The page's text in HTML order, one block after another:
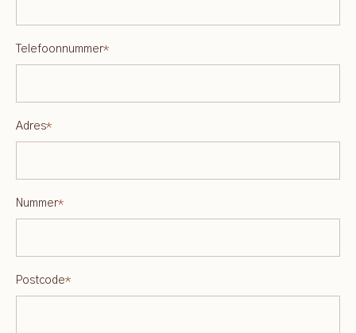
Telefoonnummer*
Adres*
Nummer*
Postcode*